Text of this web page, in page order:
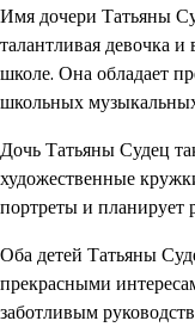
Имя дочери Татьяны
талантливая девочка
школе. Она обладает
школьных
Дочь Татьяны Судец
художественные
портреты и планирует
Оба детей Татьяны
прекрасными
заботливым